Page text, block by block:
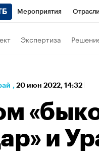
Мероприятия Отрасли
Политика
Экспертиза
, 20 июн 2022, 14:32
и